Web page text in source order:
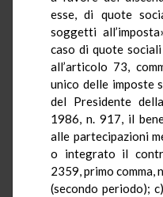
esse, di quote
soggetti
caso di quote
all’articolo 73,
unico delle imposte
del Presidente
1986, n. 917, il
alle partecipazioni
o integrato il
2359, primo comma,
(secondo periodo);